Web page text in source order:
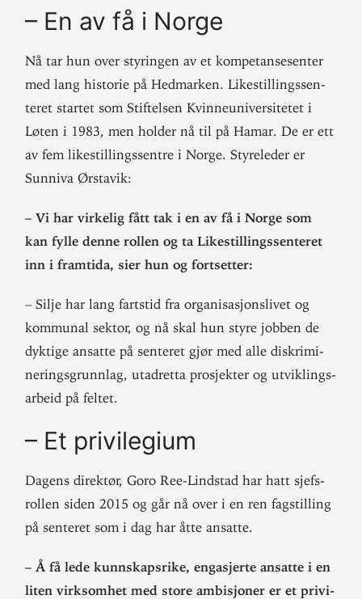
– En av få i Norge
Nå tar hun over sty­ringen av et kom­pe­tanse­senter
med lang his­torie på Hed­marken. Like­stil­lings­sen­
teret startet som Stif­telsen Kvinne­uni­ver­si­tetet i
Løten i 1983, men holder nå til på Hamar. De er ett
av fem like­stil­lings­sentre i Norge. Styre­leder er
Sunniva Ørstavik:
– Vi har vir­kelig fått tak i en av få i Norge som
kan fylle denne rollen og ta Like­stil­lings­sen­teret
inn i framtida, sier hun og fortsetter:
– Silje har lang fartstid fra orga­ni­sa­sjons­livet og
kom­munal sektor, og nå skal hun styre jobben de
dyktige ansatte på sen­teret gjør med alle dis­kri­mi­
ne­rings­grunnlag, utad­retta pro­sjekter og utvik­lings­
arbeid på feltet.
– Et privilegium
Dagens direktør, Goro Ree-Lindstad har hatt sjefs­
rollen siden 2015 og går nå over i en ren fag­stilling
på sen­teret som i dag har åtte ansatte.
– Å få lede kunn­skapsrike, enga­sjerte ansatte i en
liten virk­somhet med store ambi­sjoner er et pri­vi­